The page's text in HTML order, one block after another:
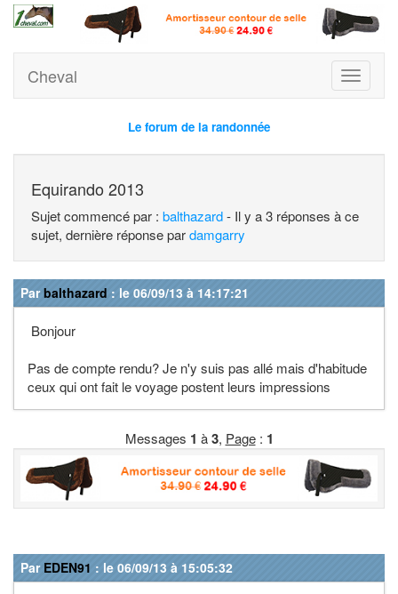
Toggle
Cheval
Le forum de la randonnée
Equirando 2013
Sujet commencé par : balthazard- Il y a 3 réponses à ce
sujet, dernière réponse pardamgarry
Parbalthazard : le 06/09/13 à 14:17:21
Bonjour
Pas de compte rendu? Je n'y suis pas allé mais d'habitude
ceux qui ont fait le voyage postent leurs impressions
Messages 1 à3, Page: 1
Par EDEN91 : le 06/09/13 à 15:05:32